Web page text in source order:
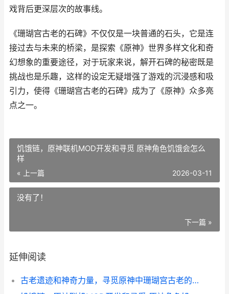
戏背后更深层次的故事线。
《珊瑚宫古老的石碑》不仅仅是一块普通的石头，它是连
接过去与未来的桥梁，是探索《原神》世界多样文化和奇
幻想象的重要途径，对于玩家来说，解开石碑的秘密既是
挑战也是乐趣，这样的设定无疑增强了游戏的沉浸感和吸
引力，使得《珊瑚宫古老的石碑》成为了《原神》众多亮
点之一。
饥饿链，原神联机MOD开发和寻觅 原神角色饥饿会怎么
样
« 上一篇 2026-03-11
没有了！
下一篇 »
延伸阅读
古老遗迹和神奇力量，寻觅原神中珊瑚宫古老的石碑 古老遗迹和神奇宝贝区别